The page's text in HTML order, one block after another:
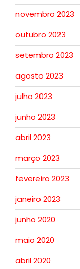
novembro 2023
outubro 2023
setembro 2023
agosto 2023
julho 2023
junho 2023
abril 2023
março 2023
fevereiro 2023
janeiro 2023
junho 2020
maio 2020
abril 2020